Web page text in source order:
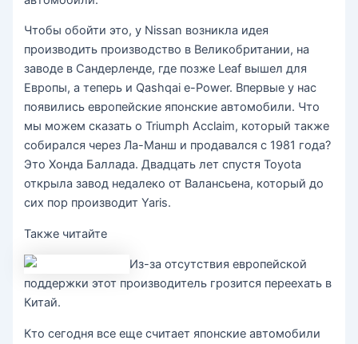
Чтобы обойти это, у Nissan возникла идея
производить производство в Великобритании, на
заводе в Сандерленде, где позже Leaf вышел для
Европы, а теперь и Qashqai e-Power. Впервые у нас
появились европейские японские автомобили. Что
мы можем сказать о Triumph Acclaim, который также
собирался через Ла-Манш и продавался с 1981 года?
Это Хонда Баллада. Двадцать лет спустя Toyota
открыла завод недалеко от Валансьена, который до
сих пор производит Yaris.
Также читайте
Из-за отсутствия европейской
поддержки этот производитель грозится переехать в
Китай.
Кто сегодня все еще считает японские автомобили